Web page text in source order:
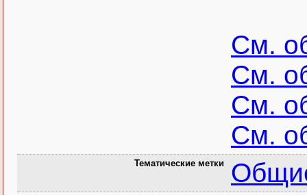
См.
См.
См.
См.
Тематические метки